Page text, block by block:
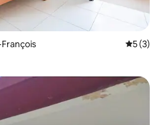
François
5 (3)